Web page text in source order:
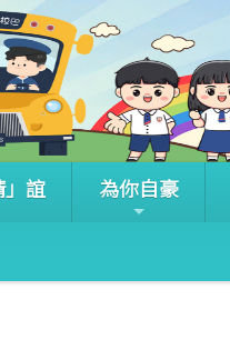
」誼 為你自豪